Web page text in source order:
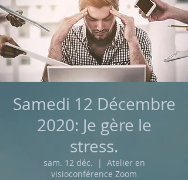
Samedi 12 Décembre
2020: Je gère le
stress.
sam. 12 déc.
  |
Atelier en
visioconférence Zoom